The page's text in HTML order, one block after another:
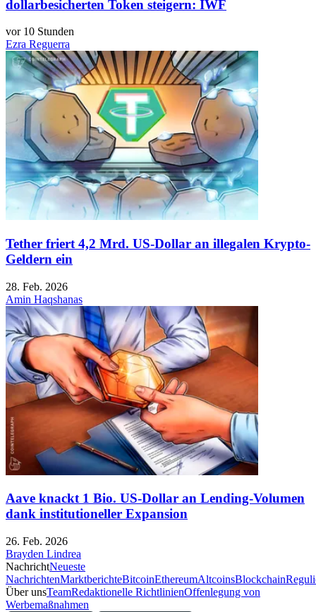
dollarbesicherten Token steigern: IWF
vor 10 Stunden
Ezra Reguerra
Tether friert 4,2 Mrd. US-Dollar an illegalen Krypto-
Geldern ein
28. Feb. 2026
Amin Haqshanas
Aave knackt 1 Bio. US-Dollar an Lending-Volumen
dank institutioneller Expansion
26. Feb. 2026
Brayden Lindrea
NachrichtNeueste
NachrichtenMarktberichteBitcoinEthereumAltcoinsBlockchain
Über unsTeamRedaktionelle RichtlinienOffenlegung von
Werbemaßnahmen